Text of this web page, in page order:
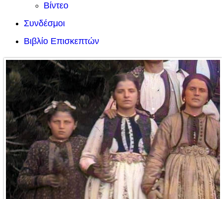
Βίντεο
Συνδέσμοι
Βιβλίο Επισκεπτών